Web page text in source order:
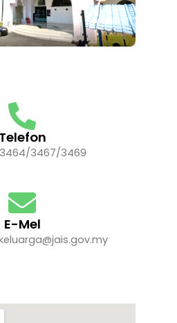
Telefon
3467/3469
E-Mel